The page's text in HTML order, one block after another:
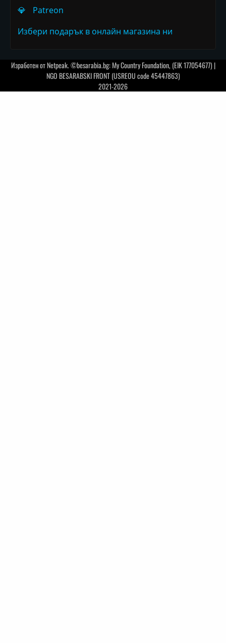
💎
Patreon
Избери подарък в онлайн магазина ни
Изработен отNetpeak. ©besarabia.bg: My Country Foundation, (EIK 177054677) |
NGO BESARABSKI FRONT (USREOU code 45447863)
2021-2026